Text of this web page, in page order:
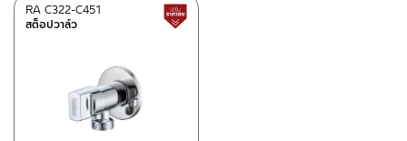
สต็อปวาล์ว
RA C322-C451